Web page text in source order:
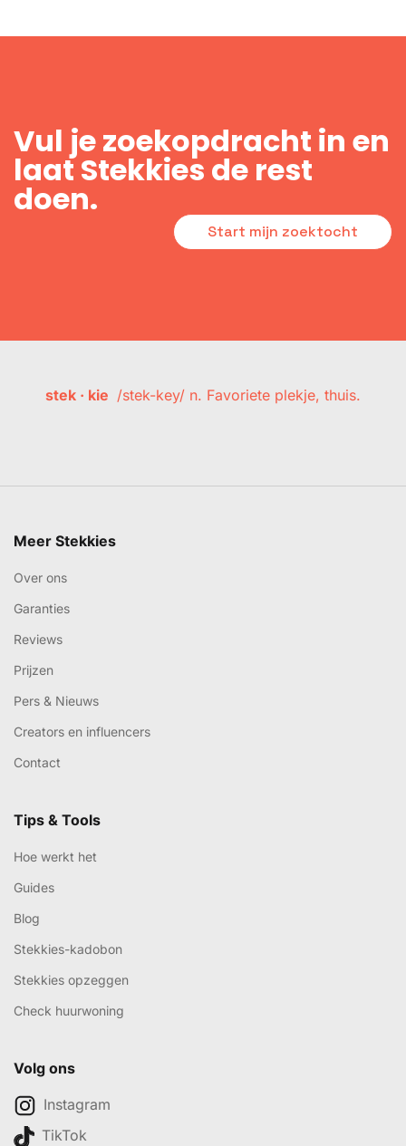
Vul je zoekopdracht in en
laat Stekkies de rest
doen.
Start mijn zoektocht
stek · kie /stek-key/ n. Favoriete plekje, thuis.
Meer Stekkies
Over ons
Garanties
Reviews
Prijzen
Pers & Nieuws
Creators en influencers
Contact
Tips & Tools
Hoe werkt het
Guides
Blog
Stekkies-kadobon
Stekkies opzeggen
Check huurwoning
Volg ons
Instagram
TikTok